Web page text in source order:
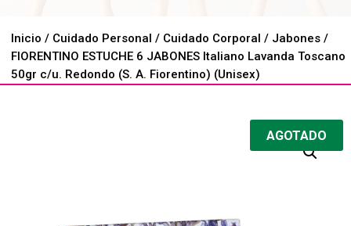
Inicio / Cuidado Personal / Cuidado Corporal / Jabones /
FIORENTINO ESTUCHE 6 JABONES Italiano Lavanda Toscano
50gr c/u. Redondo (S. A. Fiorentino) (Unisex)
AGOTADO